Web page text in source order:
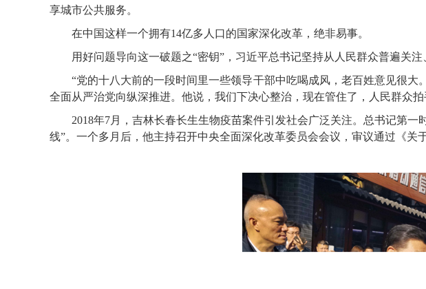
享城市公共服务。
在中国这样一个拥有14亿多人口的国家深化改革，绝非易事。
用好问题导向这一破题之“密钥”，习近平总书记坚持从人民群众普遍关注
“党的十八大前的一段时间里一些领导干部中吃喝成风，老百姓意见很大
全面从严治党向纵深推进。他说，我们下决心整治，现在管住了，人民群众拍
2018年7月，吉林长春长生生物疫苗案件引发社会广泛关注。总书记第一
线”。一个多月后，他主持召开中央全面深化改革委员会会议，审议通过《关